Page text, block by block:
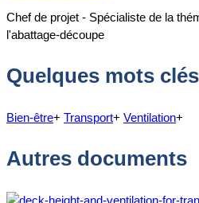
Chef de projet - Spécialiste de la
l'abattage-découpe
Quelques mots clés
Bien-être+ Transport+ Ventilation+
Autres documents